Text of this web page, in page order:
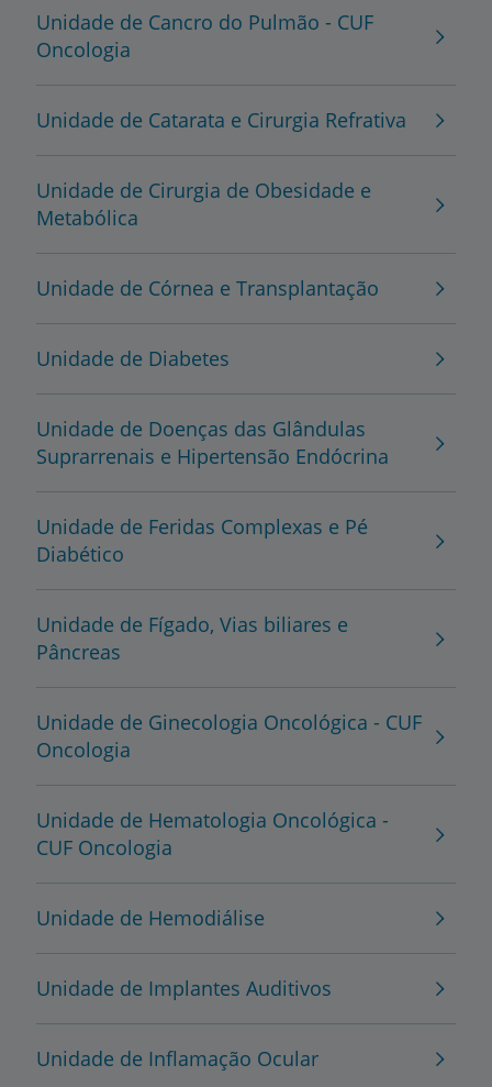
Unidade de Cancro do Pulmão - CUF
Oncologia
Unidade de Catarata e Cirurgia Refrativa
Unidade de Cirurgia de Obesidade e
Metabólica
Unidade de Córnea e Transplantação
Unidade de Diabetes
Unidade de Doenças das Glândulas
Suprarrenais e Hipertensão Endócrina
Unidade de Feridas Complexas e Pé
Diabético
Unidade de Fígado, Vias biliares e
Pâncreas
Unidade de Ginecologia Oncológica - CUF
Oncologia
Unidade de Hematologia Oncológica -
CUF Oncologia
Unidade de Hemodiálise
Unidade de Implantes Auditivos
Unidade de Inflamação Ocular